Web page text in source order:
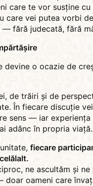
care te vor susține cu
care vei putea vorbi
— fără judecată, fără
devine o ocazie de
de trăiri și de
În fiecare discuție
sens — iar
adânc în propria viață.
fiecare
ne ascultăm și ne
doar oameni care